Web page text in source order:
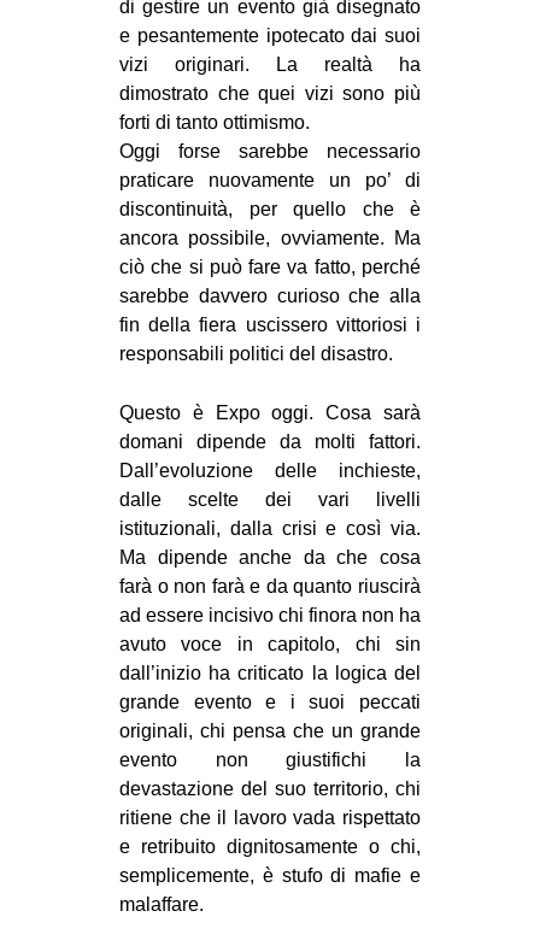
di gestire un evento già disegnato
e pesantemente ipotecato dai suoi
vizi originari. La realtà ha
dimostrato che quei vizi sono più
forti di tanto ottimismo.
Oggi forse sarebbe necessario
praticare nuovamente un po’ di
discontinuità, per quello che è
ancora possibile, ovviamente. Ma
ciò che si può fare va fatto, perché
sarebbe davvero curioso che alla
fin della fiera uscissero vittoriosi i
responsabili politici del disastro.
Questo è Expo oggi. Cosa sarà
domani dipende da molti fattori.
Dall’evoluzione delle inchieste,
dalle scelte dei vari livelli
istituzionali, dalla crisi e così via.
Ma dipende anche da che cosa
farà o non farà e da quanto riuscirà
ad essere incisivo chi finora non ha
avuto voce in capitolo, chi sin
dall’inizio ha criticato la logica del
grande evento e i suoi peccati
originali, chi pensa che un grande
evento non giustifichi la
devastazione del suo territorio, chi
ritiene che il lavoro vada rispettato
e retribuito dignitosamente o chi,
semplicemente, è stufo di mafie e
malaffare.